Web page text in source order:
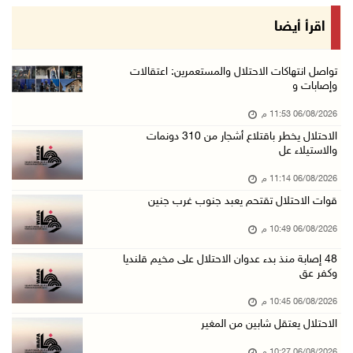
الرئيس يستقبل مجلس بلدية رام الله ويشدد على د ...
جماهير شعبنا تشيع جثمان الشهيد علاء صبيح في ت ...
الاحتلال يوسع حملات الدهم والاعتقال في قلنديا ...
06/آب/2026 08:06 م
الرئيس المصري وملك البحرين يشددان على ضرورة ت ...
رابطة العالم الإسلامي تدين تواصل انتهاكات الا ...
اليونيسف: استشهاد 300 طفل منذ وقف إطلاق النار ...
اقرأ أيضا
تواصل انتهاكات الاحتلال والمستعمرين: اعتقالات
وإصابات و
06/08/2026 11:53 م
الاحتلال يخطر باقتلاع أشجار من 310 دونمات
والاستيلاء عل
06/08/2026 11:14 م
قوات الاحتلال تقتحم يعبد جنوب غرب جنين
06/08/2026 10:49 م
48 إصابة منذ بدء عدوان الاحتلال على مخيم قلنديا
وكفر عق
06/08/2026 10:45 م
الاحتلال يعتقل شابين من المغير